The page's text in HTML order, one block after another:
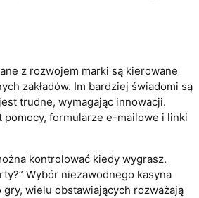
z rozwojem marki są kierowane
zakładów. Im bardziej świadomi są
trudne, wymagając innowacji.
pomocy, formularze e-mailowe i linki
kontrolować kiedy wygrasz.
Wybór niezawodnego kasyna
wielu obstawiających rozważają